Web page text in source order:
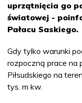
uprzątnięcia go
światowej -
Pałacu Saskiego.
Gdy tylko warunki
rozpoczną prace na
Piłsudskiego na
tys. m kw.